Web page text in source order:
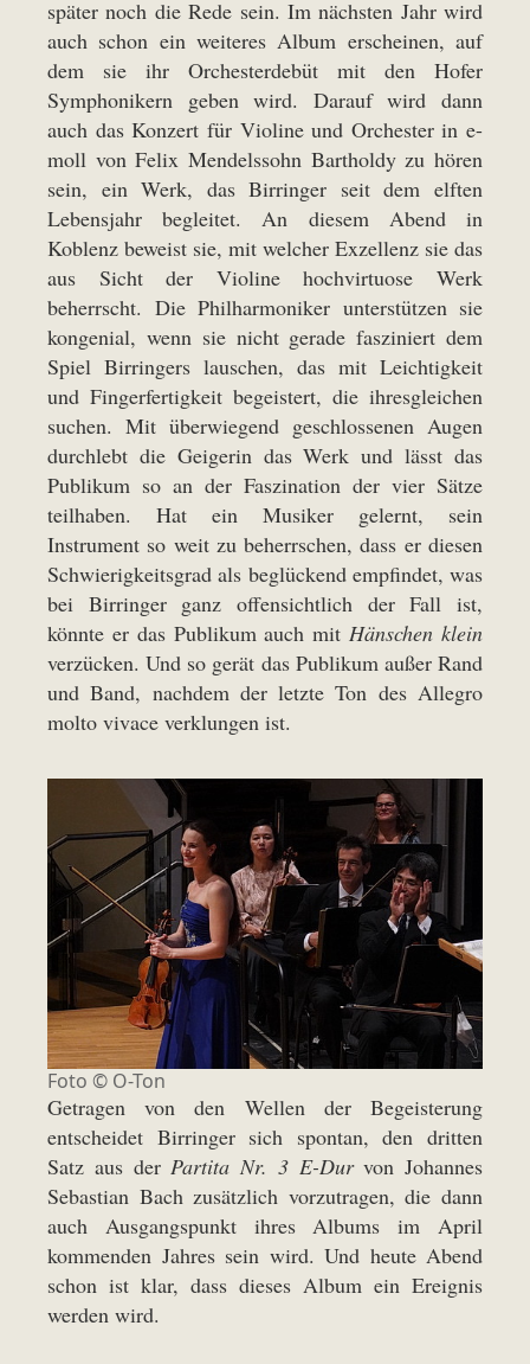
später noch die Rede sein. Im nächsten Jahr wird
auch schon ein weiteres Album erscheinen, auf
dem sie ihr Orchesterdebüt mit den Hofer
Symphonikern geben wird. Darauf wird dann
auch das Konzert für Violine und Orchester in e-
moll von Felix Mendelssohn Bartholdy zu hören
sein, ein Werk, das Birringer seit dem elften
Lebensjahr begleitet. An diesem Abend in
Koblenz beweist sie, mit welcher Exzellenz sie das
aus Sicht der Violine hochvirtuose Werk
beherrscht. Die Philharmoniker unterstützen sie
kongenial, wenn sie nicht gerade fasziniert dem
Spiel Birringers lauschen, das mit Leichtigkeit
und Fingerfertigkeit begeistert, die ihresgleichen
suchen. Mit überwiegend geschlossenen Augen
durchlebt die Geigerin das Werk und lässt das
Publikum so an der Faszination der vier Sätze
teilhaben. Hat ein Musiker gelernt, sein
Instrument so weit zu beherrschen, dass er diesen
Schwierigkeitsgrad als beglückend empfindet, was
bei Birringer ganz offensichtlich der Fall ist,
könnte er das Publikum auch mitHänschen klein
verzücken. Und so gerät das Publikum außer Rand
und Band, nachdem der letzte Ton des Allegro
molto vivace verklungen ist.
Foto © O-Ton
Getragen von den Wellen der Begeisterung
entscheidet Birringer sich spontan, den dritten
Satz aus derPartita Nr. 3 E-Durvon Johannes
Sebastian Bach zusätzlich vorzutragen, die dann
auch Ausgangspunkt ihres Albums im April
kommenden Jahres sein wird. Und heute Abend
schon ist klar, dass dieses Album ein Ereignis
werden wird.